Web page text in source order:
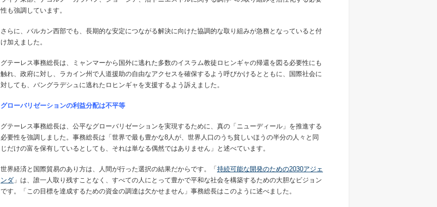
性も強調しています。
さらに、バルカン西部でも、長期的な安定につながる解決に向けた協調的な取り組みが急務となっていると付
け加えました。
グテーレス事務総長は、ミャンマーから国外に逃れた多数のイスラム教徒ロヒンギャの帰還を図る必要性にも
触れ、政府に対し、ラカイン州で人道援助の自由なアクセスを確保するよう呼びかけるとともに、国際社会に
対しても、バングラデシュに逃れたロヒンギャを支援するよう訴えました。
グローバリゼーションの利益分配は不平等
グテーレス事務総長は、公平なグローバリゼーションを実現するために、真の「ニューディール」を推進する
必要性を強調しました。事務総長は「世界で最も豊かな8人が、世界人口のうち貧しいほうの半分の人々と同
じだけの富を保有しているとしても、それは単なる偶然ではありません」と述べています。
世界経済と国際貿易のあり方は、人間が行った選択の結果だからです。「持続可能な開発のための2030アジェ
ンダ 」は、誰一人取り残すことなく、すべての人にとって豊かで平和な社会を構築するための大胆なビジョン
です。「この目標を達成するための資金の調達は欠かせません」事務総長はこのように述べました。